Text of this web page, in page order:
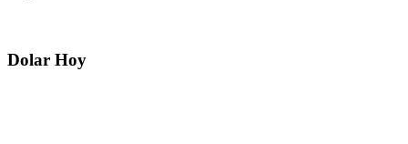
Dolar Hoy